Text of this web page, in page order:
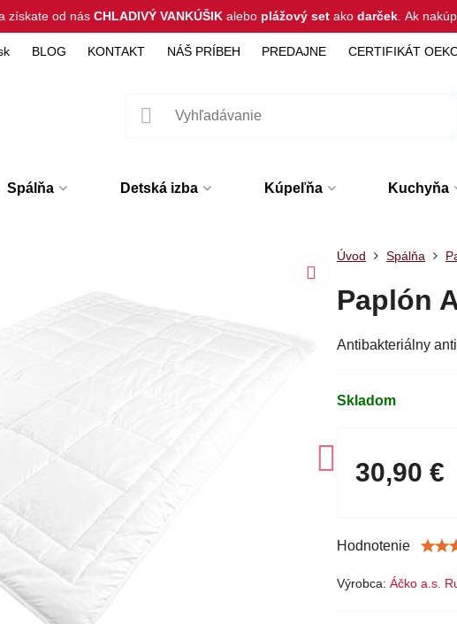
získate od násCHLADIVÝ VANKÚŠIK alebo plážový set ako darček Ak
BLOG KONTAKT NÁŠ PRÍBEH PREDAJNE CERTIFIKÁT
Spálňa Detská izba Kúpeľňa Kuchyňa
Úvod Spálňa
Paplón
Antibakteriálny
Skladom
30,90 €
Hodnotenie
Výrobca: Áčko a.s.